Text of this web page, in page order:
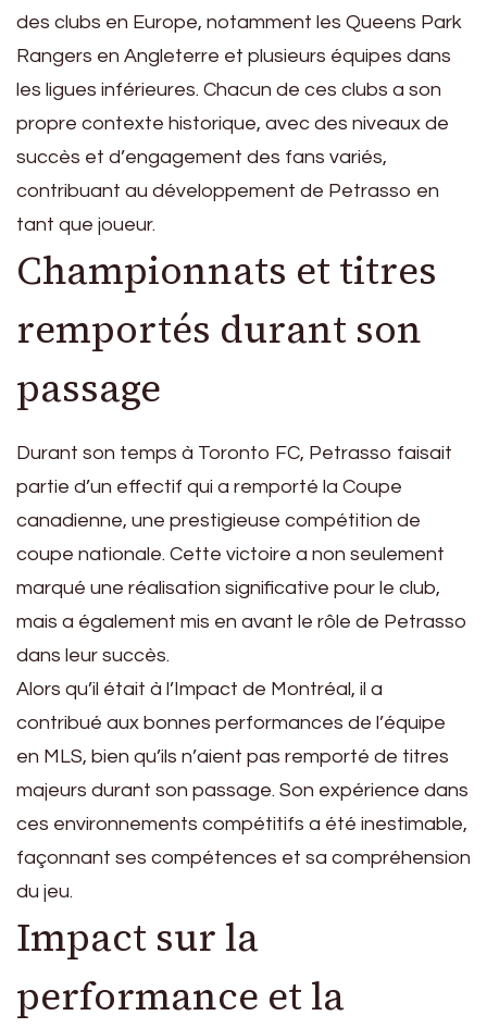
des clubs en Europe, notamment les Queens Park
Rangers en Angleterre et plusieurs équipes dans
les ligues inférieures. Chacun de ces clubs a son
propre contexte historique, avec des niveaux de
succès et d’engagement des fans variés,
contribuant au développement de Petrasso en
tant que joueur.
Championnats et titres
remportés durant son
passage
Durant son temps à Toronto FC, Petrasso faisait
partie d’un effectif qui a remporté la Coupe
canadienne, une prestigieuse compétition de
coupe nationale. Cette victoire a non seulement
marqué une réalisation significative pour le club,
mais a également mis en avant le rôle de Petrasso
dans leur succès.
Alors qu’il était à l’Impact de Montréal, il a
contribué aux bonnes performances de l’équipe
en MLS, bien qu’ils n’aient pas remporté de titres
majeurs durant son passage. Son expérience dans
ces environnements compétitifs a été inestimable,
façonnant ses compétences et sa compréhension
du jeu.
Impact sur la
performance et la